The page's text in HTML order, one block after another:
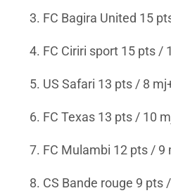
3. FC Bagira United 15
4. FC Ciriri sport 15 pts /
5. US Safari 13 pts / 8
6. FC Texas 13 pts / 10
7. FC Mulambi 12 pts / 9
8. CS Bande rouge 9 pts